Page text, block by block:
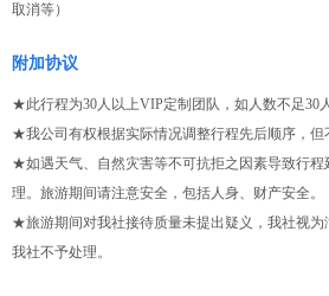
取消等）
附加协议
★此行程为30人以上VIP定制团队，如人数不足30
★我公司有权根据实际情况调整行程先后顺序，但
★如遇天气、自然灾害等不可抗拒之因素导致行程
理。旅游期间请注意安全，包括人身、财产安全。
★旅游期间对我社接待质量未提出疑义，我社视为
我社不予处理。